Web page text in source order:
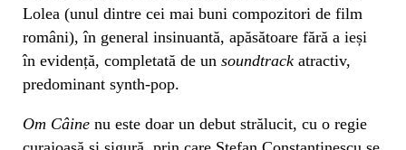
Lolea (unul dintre cei mai buni compozitori de film
români), în general insinuantă, apăsătoare fără a ieși
în evidență, completată de un soundtrack atractiv,
predominant synth-pop.
Om Câine nu este doar un debut strălucit, cu o regie